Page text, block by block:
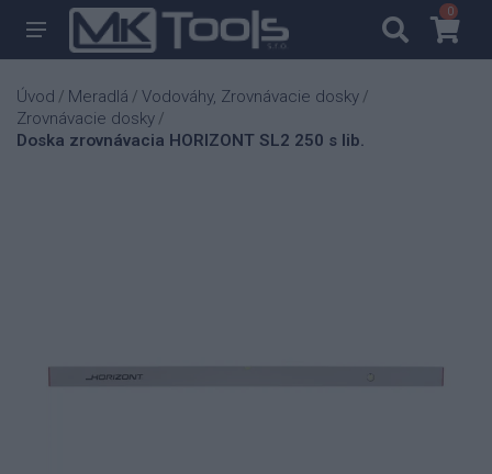
00
Úvod / Meradlá / Vodováhy, Zrovnávacie dosky /
Zrovnávacie dosky /
Doska zrovnávacia HORIZONT SL2 250 s lib.